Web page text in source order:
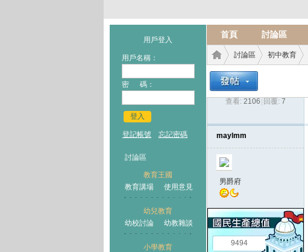
用戶登入
用戶名稱：
密 碼：
登入
登記帳號 忘記密碼
討論區
教育王國
教育講場
使用意見
幼兒教育
幼校討論
幼教雜談
小學教育
首頁 討論區
王國
討論區
›
初中教育
查看: 2106 回覆: 7
maylmm
男爵府
9494